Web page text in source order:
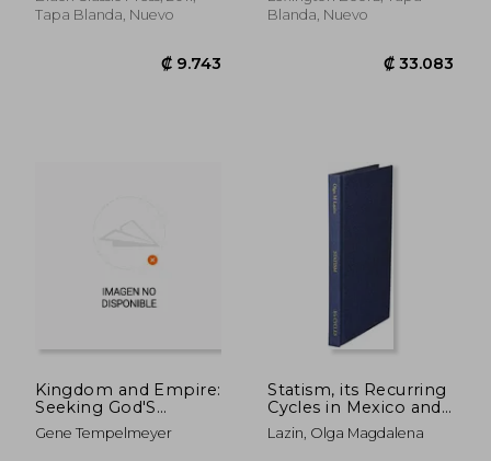
Tapa Blanda, Nuevo
Blanda, Nuevo
Kingdom and Empire:
Seeking God'S
Kingdom From
Within the World'S
Gene Tempelmeyer
Statism, its Recurring
Cycles in Mexico and
Romania (en Inglés)
Lazin, Olga Magdalena